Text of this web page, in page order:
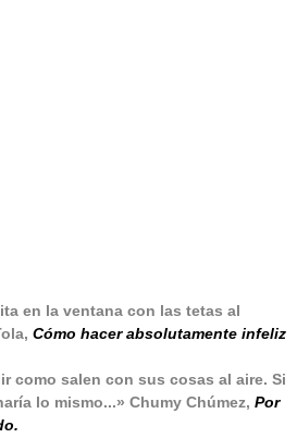
en la ventana con las tetas al
Cómo hacer absolutamente infeliz
como salen con sus cosas al aire. Si
lo mismo...» Chumy Chúmez, Por